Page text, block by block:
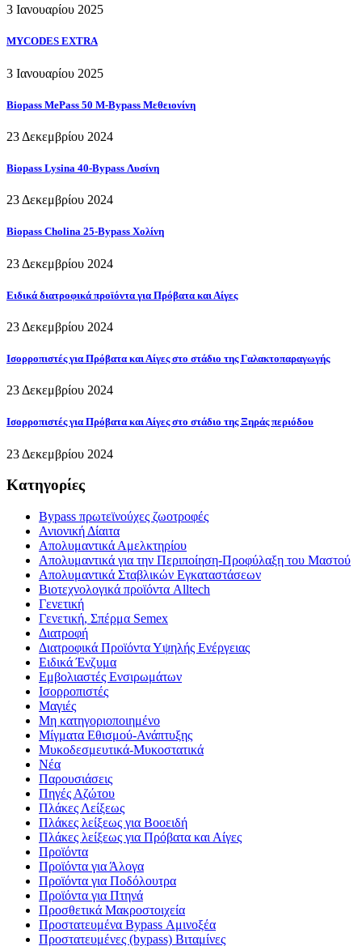
3 Ιανουαρίου 2025
MYCODES EXTRA
3 Ιανουαρίου 2025
Biopass MePass 50 M-Bypass Μεθειονίνη
23 Δεκεμβρίου 2024
Biopass Lysina 40-Bypass Λυσίνη
23 Δεκεμβρίου 2024
Biopass Cholina 25-Bypass Χολίνη
23 Δεκεμβρίου 2024
Ειδικά διατροφικά προϊόντα για Πρόβατα και Αίγες
23 Δεκεμβρίου 2024
Ισορροπιστές για Πρόβατα και Αίγες στο στάδιο της Γαλακτοπαραγωγής
23 Δεκεμβρίου 2024
Ισορροπιστές για Πρόβατα και Αίγες στο στάδιο της Ξηράς περιόδου
23 Δεκεμβρίου 2024
Κατηγορίες
Bypass πρωτεϊνούχες ζωοτροφές
Ανιονική Δίαιτα
Απολυμαντικά Αμελκτηρίου
Απολυμαντικά για την Περιποίηση-Προφύλαξη του Μαστού
Απολυμαντικά Σταβλικών Εγκαταστάσεων
Βιοτεχνολογικά προϊόντα Alltech
Γενετική
Γενετική, Σπέρμα Semex
Διατροφή
Διατροφικά Προϊόντα Υψηλής Ενέργειας
Ειδικά Ένζυμα
Εμβολιαστές Ενσιρωμάτων
Ισορροπιστές
Μαγιές
Μη κατηγοριοποιημένο
Μίγματα Εθισμού-Ανάπτυξης
Μυκοδεσμευτικά-Μυκοστατικά
Νέα
Παρουσιάσεις
Πηγές Αζώτου
Πλάκες Λείξεως
Πλάκες λείξεως για Βοοειδή
Πλάκες λείξεως για Πρόβατα και Αίγες
Προϊόντα
Προϊόντα για Άλογα
Προϊόντα για Ποδόλουτρα
Προϊόντα για Πτηνά
Προσθετικά Μακροστοιχεία
Προστατευμένα Bypass Αμινοξέα
Προστατευμένες (bypass) Βιταμίνες